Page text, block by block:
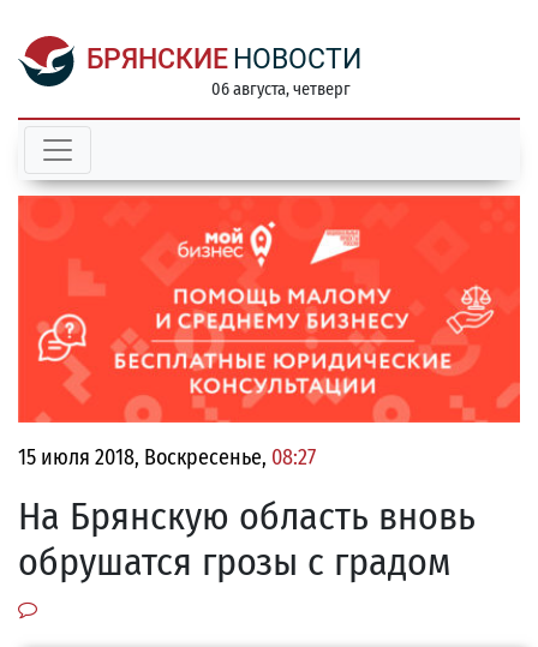
БРЯНСКИЕ НОВОСТИ
06 августа, четверг
15 июля 2018, Воскресенье, 08:27
На Брянскую область вновь
обрушатся грозы с градом